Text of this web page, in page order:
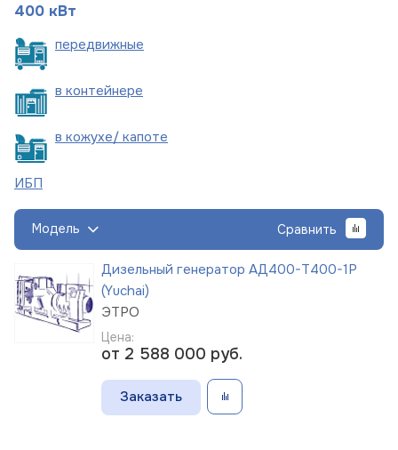
400 кВт
передвижные
в контейнере
в кожухе/ капоте
ИБП
Модель Сравнить
Дизельный генератор АД400-Т400-1Р
(Yuchai)
ЭТРО
Цена:
от 2 588 000 руб.
Заказать